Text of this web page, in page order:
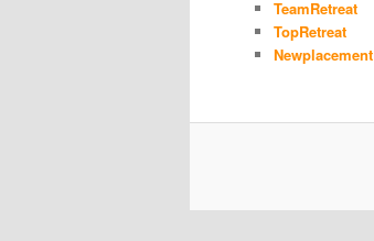
TeamRetreat
TopRetreat
Newplacement